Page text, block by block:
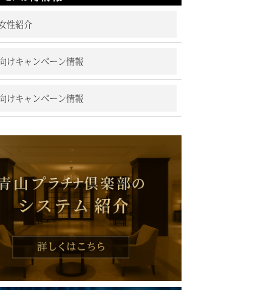
性紹介
けキャンペーン情報
けキャンペーン情報